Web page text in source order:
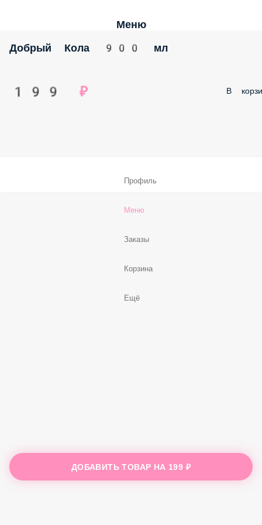
Меню
Добрый Кола 900 мл
199 ₽ В
ДОБАВИТЬ ТОВАР НА 199 ₽
Профиль
Меню
Заказы
Корзина
Ещё